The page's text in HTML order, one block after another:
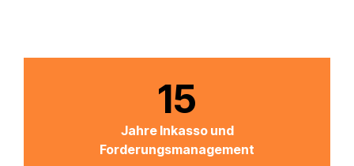
15
Jahre Inkasso und
Forderungsmanagement